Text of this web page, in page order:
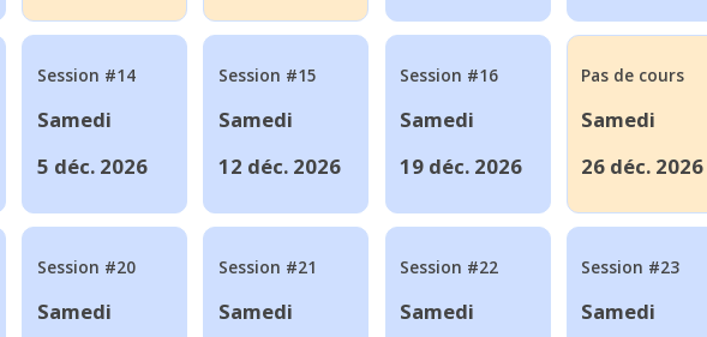
Session #14
Samedi
5 déc. 2026
Session #15
Samedi
12 déc. 2026
Session #16
Samedi
19 déc. 2026
Pas de cours
Samedi
26 déc. 2026
Session #20
Samedi
Session #21
Samedi
Session #22
Samedi
Session #23
Samedi